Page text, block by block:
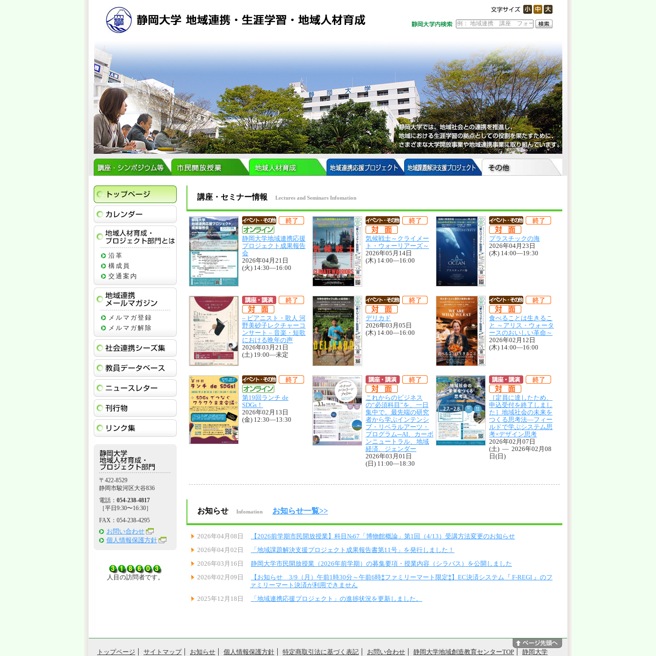
講座・セミナー情報 Lectures and Seminars Infomation
静岡大学地域連携応援
プロジェクト成果報告
会
2026年04月21日
(火) 14:30—16:00
気候戦士～クライメー
ト・ウォーリアーズ～
2026年05月14日
(木) 14:00—16:00
プラスチックの海
2026年04月23日
(木) 14:00—19:30
– ピアニスト・歌人 河
野美砂子レクチャーコ
ンサート – 音楽・短歌
における晩年の声
2026年03月21日
(土) 19:00—未定
デリカド
2026年03月05日
(木) 14:00—16:00
食べることは生きるこ
と ～アリス・ウォータ
ースのおいしい革命～
2026年02月12日
(木) 14:00—16:00
第19回ランチ de
SDGs！
2026年02月13日
(金) 12:30—13:30
これからのビジネス
の“必須科目”を、一日
集中で。最先端の研究
者から学ぶインテンシ
ブ・リベラルアーツ・
プログラム─AI、カーボ
ンニュートラル、地域
経済、ジェンダー
2026年03月01日
(日) 11:00—18:30
［定員に達したため、
申込受付を終了しまし
た］地域社会の未来を
つくる思考法―フィー
ルドで学ぶシステム思
考×デザイン思考
2026年02月07日
(土) — 2026年02月08
日(日)
お知らせ Infomation お知らせ一覧>>
2026年04月08日
【2026前学期市民開放授業】科目№67「博物館概論」第1回（4/13）受講方法変更のお知らせ
2026年04月02日
「地域課題解決支援プロジェクト成果報告書第11号」を発行しました！
2026年03月16日
静岡大学市民開放授業（2026年前学期）の募集要項・授業内容（シラバス）を公開しました
2026年02月09日
【お知らせ 3/9（月）午前1時30分～午前6時⁑ファミリーマート限定⁑】EC決済システム『 F-REGI 』のフ
ァミリーマート決済が利用できません
2025年12月18日
「地域連携応援プロジェクト」の進捗状況を更新しました。
イベントカレンダー
地域人材育成・プロジェクト部門とは
沿革
構成員
交通案内
地域連携メールマガジン
メルマガ登録
メルマガ解除
社会連携シーズ集
教員データベース
ニュースレター
刊行物
リンク集
〒422-8529
静岡市駿河区大谷836
電話： 054-238-4817
［平日9:30〜16:30］
FAX：054-238-4295
お問い合わせ
個人情報保護方針
人目の訪問者です。
トップページ サイトマップ お知らせ 個人情報保護方針 特定商取引法に基づく表記 お問い合わせ 静岡大学地域創造教育センターTOP 静岡大学